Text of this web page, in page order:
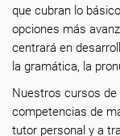
que cubran lo
opciones más
centrará en
la gramática, la
Nuestros cursos
competencias de
tutor personal y a